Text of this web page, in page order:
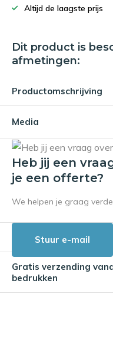
Altijd de laagste prijs
Dit product is
afmetingen:
Productomschrijving
Media
Heb jij een
je een offerte?
We helpen je graag
Stuur e-mail
Gratis verzending
bedrukken